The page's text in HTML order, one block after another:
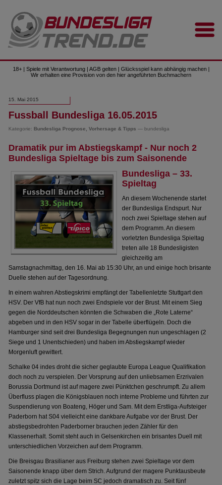
18+ | Spiele mit Verantwortung | AGB gelten | Glücksspiel kann abhängig machen |
Wir erhalten eine Provision von den hier angeführten Buchmachern
15. Mai 2015
Fussball Bundesliga 16.05.2015
Kategorie: Bundesliga Prognose, Vorhersage & Tipps — bundesliga
Dramatik pur im Abstiegskampf - Nur noch 2
Bundesliga Spieltage bis zum Saisonende
Bundesliga – 33.
Spieltag
An diesem Wochenende startet
der Bundesliga Endspurt. Nur
noch zwei Spieltage stehen auf
dem Programm. An diesem
vorletzten Bundesliga Spieltag
treten alle 18 Bundesligisten
gleichzeitig am
Samstagnachmittag, den 16. Mai ab 15:30 Uhr, an und einige hoch brisante
Duelle stehen auf der Tagesordnung.
In einem wahren Abstiegskrimi empfängt der Tabellenletzte Stuttgart den
HSV. Der VfB hat nun noch zwei Endspiele vor der Brust. Mit einem Sieg
gegen die Norddeutschen könnten die Schwaben die „Rote Laterne“
abgeben und in den HSV sogar in der Tabelle überflügeln. Doch die
Hamburger sind seit drei Bundesliga Begegnungen nun ungeschlagen (2
Siege und 1 Unentschieden) und haben im Abstiegskampf wieder
Morgenluft gewittert.
Schalke 04 indes droht die sicher geglaubte Europa League Qualifikation
doch noch zu verspielen. Der Vorsprung auf den unliebsamen Erzrivalen
Borussia Dortmund ist auf magere zwei Pünktchen geschrumpft. Zu allem
Überfluss plagen die Königsblauen noch interne Probleme und führten zur
Suspendierung von Boateng, Höger und Sam. Mit dem Erstliga-Aufsteiger
Paderborn hat S04 vielleicht eine dankbare Aufgabe vor der Brust. Der
abstiegsbedrohten Paderborner brauchen jeden Zähler für den
Klassenerhalt. Somit steht auch in Gelsenkirchen ein brisantes Duell mit
unterschiedlichen Vorzeichen auf dem Programm.
Die Breisgau Brasilianer aus Freiburg stehen zwei Spieltage vor dem
Saisonende knapp über dem Strich. Aufgrund der magere Punktausbeute
zuletzt spitz sich die Lage beim SC jedoch dramatisch zu. Seit fünf